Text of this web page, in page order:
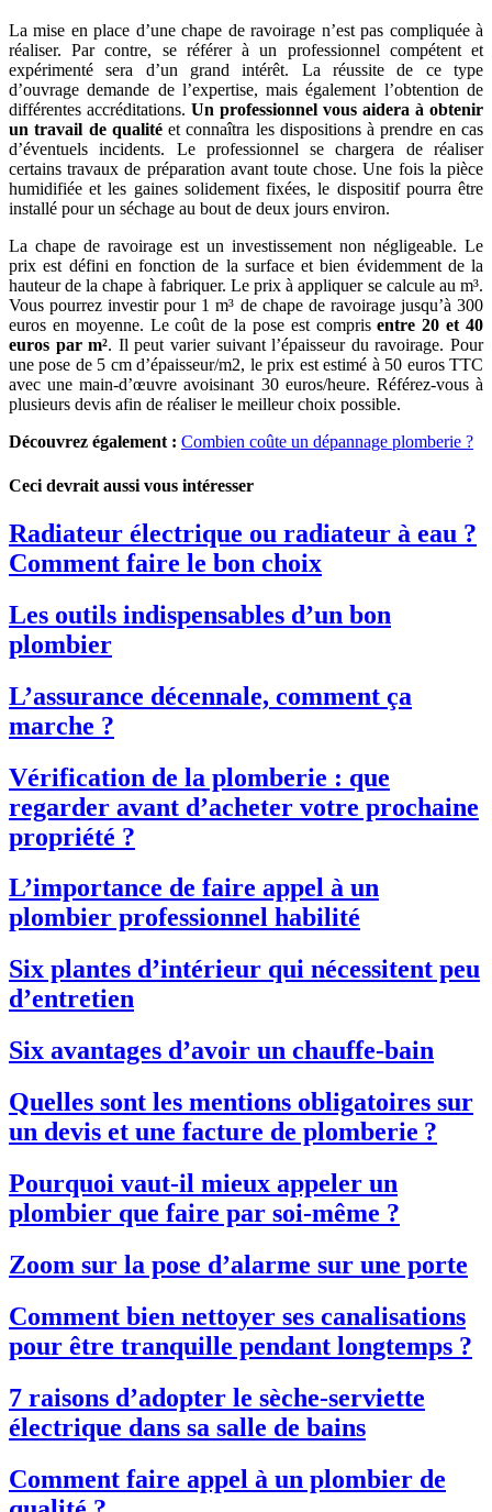
La mise en place d’une chape de ravoirage n’est pas compliquée à
réaliser. Par contre, se référer à un professionnel compétent et
expérimenté sera d’un grand intérêt. La réussite de ce type
d’ouvrage demande de l’expertise, mais également l’obtention de
différentes accréditations. Un professionnel vous aidera à obtenir
un travail de qualitéet connaîtra les dispositions à prendre en cas
d’éventuels incidents. Le professionnel se chargera de réaliser
certains travaux de préparation avant toute chose. Une fois la pièce
humidifiée et les gaines solidement fixées, le dispositif pourra être
installé pour un séchage au bout de deux jours environ.
La chape de ravoirage est un investissement non négligeable. Le
prix est défini en fonction de la surface et bien évidemment de la
hauteur de la chape à fabriquer. Le prix à appliquer se calcule au m³.
Vous pourrez investir pour 1 m³ de chape de ravoirage jusqu’à 300
euros en moyenne. Le coût de la pose est comprisentre 20 et 40
euros par m². Il peut varier suivant l’épaisseur du ravoirage. Pour
une pose de 5 cm d’épaisseur/m2, le prix est estimé à 50 euros TTC
avec une main-d’œuvre avoisinant 30 euros/heure. Référez-vous à
plusieurs devis afin de réaliser le meilleur choix possible.
Découvrez également : Combien coûte un dépannage plomberie ?
Ceci devrait aussi vous intéresser
Radiateur électrique ou radiateur à eau ?
Comment faire le bon choix
Les outils indispensables d’un bon
plombier
L’assurance décennale, comment ça
marche ?
Vérification de la plomberie : que
regarder avant d’acheter votre prochaine
propriété ?
L’importance de faire appel à un
plombier professionnel habilité
Six plantes d’intérieur qui nécessitent peu
d’entretien
Six avantages d’avoir un chauffe-bain
Quelles sont les mentions obligatoires sur
un devis et une facture de plomberie ?
Pourquoi vaut-il mieux appeler un
plombier que faire par soi-même ?
Zoom sur la pose d’alarme sur une porte
Comment bien nettoyer ses canalisations
pour être tranquille pendant longtemps ?
7 raisons d’adopter le sèche-serviette
électrique dans sa salle de bains
Comment faire appel à un plombier de